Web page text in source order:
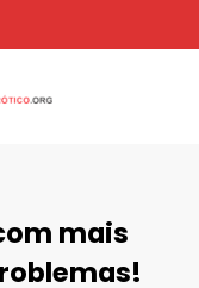
mais